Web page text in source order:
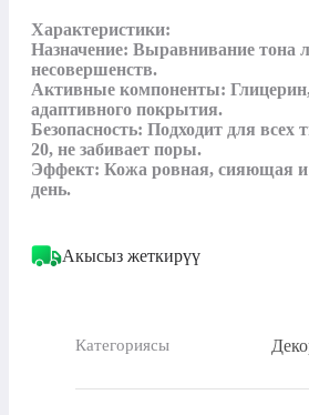
Характеристики:
Назначение: Выравнивание тона
несовершенств.
Активные компоненты:
адаптивного покрытия.
Безопасность: Подходит для всех
20, не забивает поры.
Эффект: Кожа ровная, сияющая и
день.
Акысыз жеткирүү
Категориясы